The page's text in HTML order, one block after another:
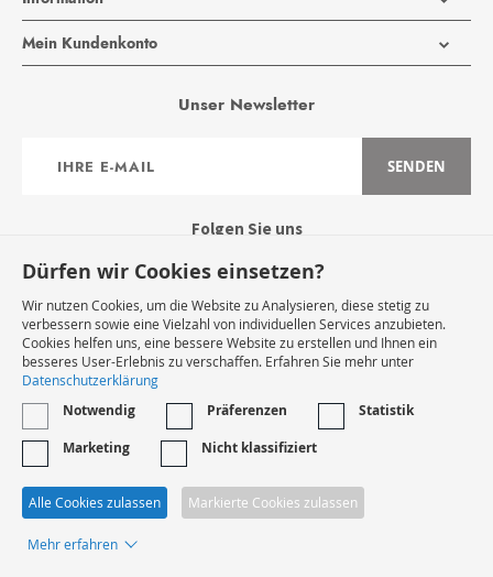
Mein Kundenkonto
Unser Newsletter
zum
SENDEN
Folgen Sie uns
Widerruf Starten
VERTRAG WIDERRUFEN
* Innerhalb Deutschlands
Dürfen wir Cookies einsetzen?
Wir nutzen Cookies, um die Website zu Analysieren, diese stetig zu
verbessern sowie eine Vielzahl von individuellen Services anzubieten.
Cookies helfen uns, eine bessere Website zu erstellen und Ihnen ein
besseres User-Erlebnis zu verschaffen. Erfahren Sie mehr unter
Datenschutzerklärung
Notwendig Präferenzen
Statistik
Marketing
Nicht klassifiziert
Alle Cookies zulassen Markierte Cookies zulassen
Mehr erfahren